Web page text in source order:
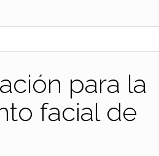
para la
facial de